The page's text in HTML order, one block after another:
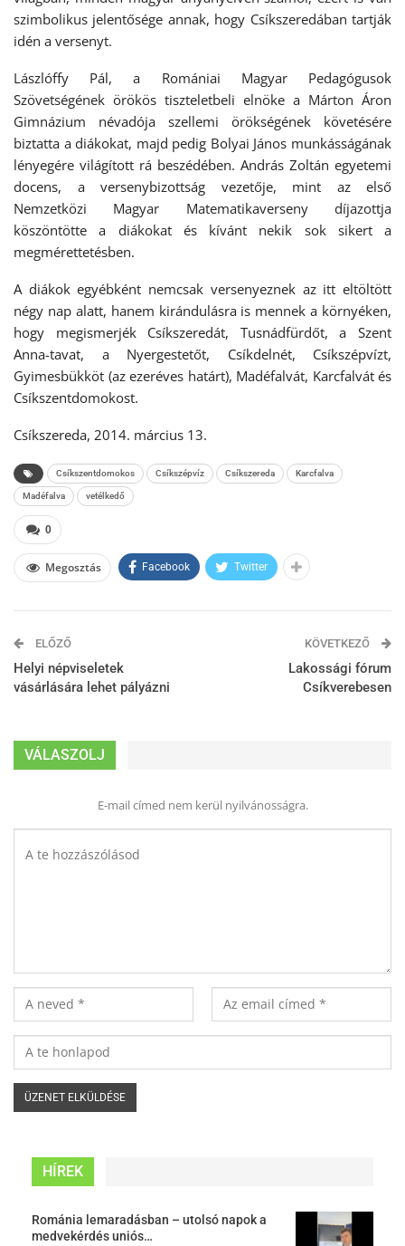
szimbolikus jelentősége annak, hogy Csíkszeredában tartják
idén a versenyt.
Lászlóffy Pál, a Romániai Magyar Pedagógusok
Szövetségének örökös tiszteletbeli elnöke a Márton Áron
Gimnázium névadója szellemi örökségének követésére
biztatta a diákokat, majd pedig Bolyai János munkásságának
lényegére világított rá beszédében. András Zoltán egyetemi
docens, a versenybizottság vezetője, mint az első
Nemzetközi Magyar Matematikaverseny díjazottja
köszöntötte a diákokat és kívánt nekik sok sikert a
megmérettetésben.
A diákok egyébként nemcsak versenyeznek az itt eltöltött
négy nap alatt, hanem kirándulásra is mennek a környéken,
hogy megismerjék Csíkszeredát, Tusnádfürdőt, a Szent
Anna-tavat, a Nyergestetőt, Csíkdelnét, Csíkszépvízt,
Gyimesbükköt (az ezeréves határt), Madéfalvát, Karcfalvát és
Csíkszentdomokost.
Csíkszereda, 2014. március 13.
Csíkszentdomokos Csíkszépvíz Csíkszereda Karcfalva
Madéfalva vetélkedő
0
Megosztás Facebook Twitter
ELŐZŐ
Helyi népviseletek
vásárlására lehet pályázni
KÖVETKEZŐ
Lakossági fórum
Csíkverebesen
VÁLASZOLJ
E-mail címed nem kerül nyilvánosságra.
HÍREK
Románia lemaradásban – utolsó napok a
medvekérdés uniós…